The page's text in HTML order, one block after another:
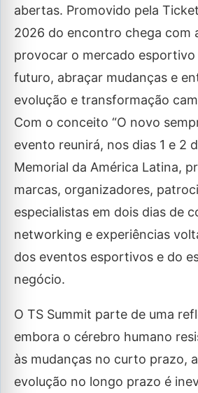
abertas. Promovido pela
2026 do encontro chega com
provocar o mercado esportivo
futuro, abraçar mudanças e
evolução e transformação
Com o conceito “O novo
evento reunirá, nos dias 1 e 2
Memorial da América Latina,
marcas, organizadores,
especialistas em dois dias de
networking e experiências
dos eventos esportivos e do
negócio.
O TS Summit parte de uma
embora o cérebro humano
às mudanças no curto prazo,
evolução no longo prazo é